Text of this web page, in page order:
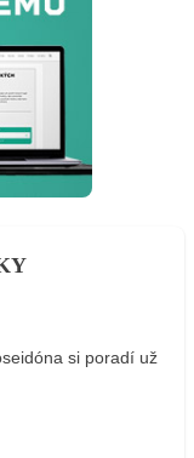
si poradí už